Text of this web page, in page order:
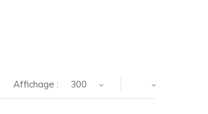
Affichage : 300